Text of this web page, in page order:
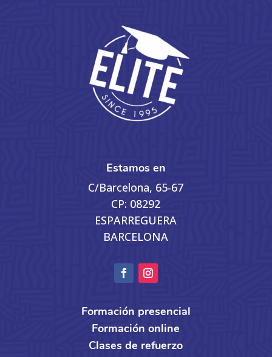
Estamos en
C/Barcelona, 65-67
CP: 08292
ESPARREGUERA
BARCELONA
Formación presencial
Formación online
Clases de refuerzo